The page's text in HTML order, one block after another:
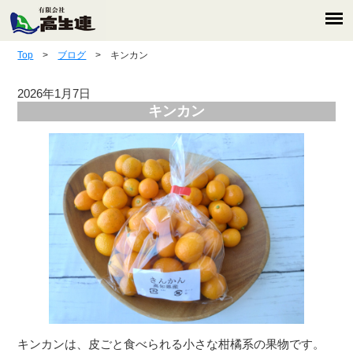
Top > ブログ > キンカン
2026年1月7日
キンカン
キンカンは、皮ごと食べられる小さな柑橘系の果物です。